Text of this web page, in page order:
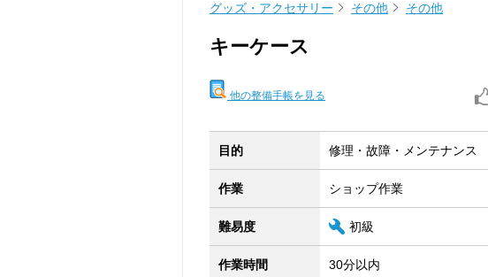
グッズ・アクセサリー その他 その他
キーケース
他の整備手帳を見る
目的 修理・故障・メンテナンス
作業 ショップ作業
難易度 初級
作業時間 30分以内